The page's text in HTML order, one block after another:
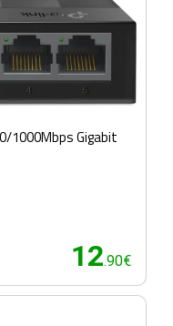
1000Mbps Gigabit
12.90€